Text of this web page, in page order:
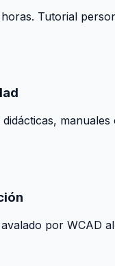
Tutorial
por WCAD